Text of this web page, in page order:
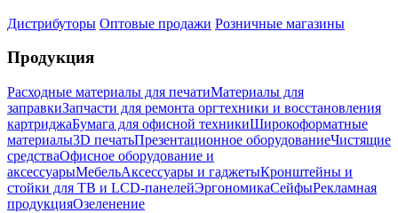
Дистрибуторы Оптовые продажи Розничные магазины
Продукция
Расходные материалы для печатиМатериалы для
заправкиЗапчасти для ремонта оргтехники и восстановления
картриджаБумага для офисной техникиШирокоформатные
материалы3D печатьПрезентационное оборудованиеЧистящие
средстваОфисное оборудование и
аксессуарыМебельАксессуары и гаджетыКронштейны и
стойки для ТВ и LCD-панелейЭргономикаСейфыРекламная
продукцияОзеленение